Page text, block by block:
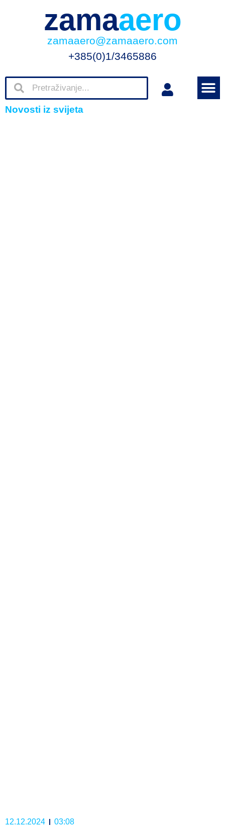
zamaaero
zamaaero@zamaaero.com
+385(0)1/3465886
Novosti iz svijeta
12.12.2024 03:08